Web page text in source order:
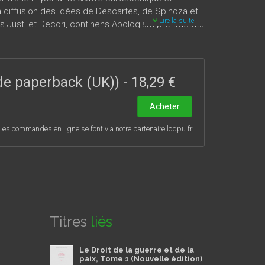
des idées de Descartes, de Spinoza et
Justi et Decori, continens Apologiam pro tractatu
après la première édition du De Cive (parue à
de s’être atténué, apparaît au contraire renforcé.
donc une approche inédite et originale sur la
Lire la suite
paperback (UK)) - 18,29 €
Acheter
commandes en ligne se font via notre partenaire lcdpu.fr
Titres liés
Le Droit de la guerre et de la
paix, Tome 1 (Nouvelle édition)